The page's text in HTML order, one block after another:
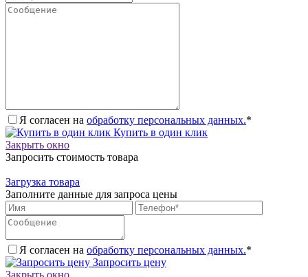
Я согласен на обработку персональных данных.*
Купить в один клик
Закрыть окно
Запросить стоимость товара
Загрузка товара
Заполните данные для запроса цены
Я согласен на обработку персональных данных.*
Запросить цену
Закрыть окно